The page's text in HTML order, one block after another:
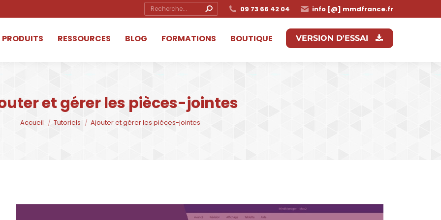
Search: 09 73 66 42 04 info [@] mmdfrance.fr
PRODUITS RESSOURCES BLOG FORMATIONS BOUTIQUE VERSION D'ESSAI
et gérer les pièces-jointes
Vous êtes ici :
Accueil Tutoriels Ajouter et gérer les pièces-jointes